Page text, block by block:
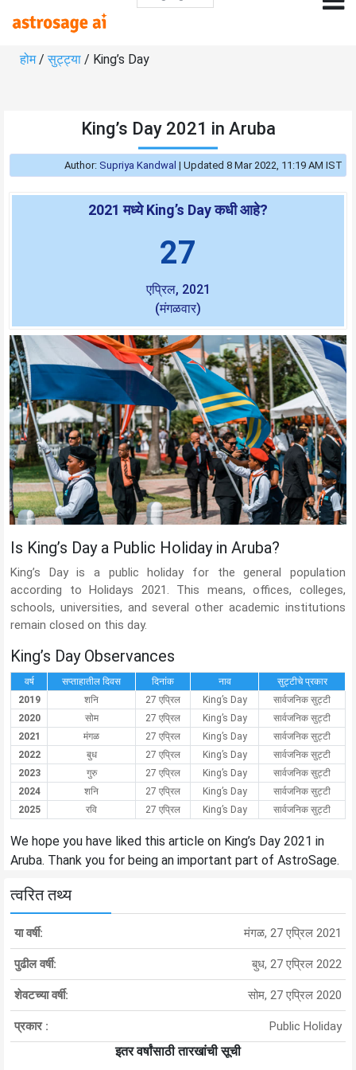
होम /सुट्ट्या / King’s Day
King’s Day 2021 in Aruba
Author: Supriya Kandwal | Updated 8 Mar 2022, 11:19 AM IST
2021 मध्ये King’s Day कधी आहे?
27
एप्रिल, 2021
(मंगळवार)
Is King’s Day a Public Holiday in Aruba?
King’s Day is a public holiday for the general population
according to Holidays 2021. This means, offices, colleges,
schools, universities, and several other academic institutions
remain closed on this day.
King’s Day Observances
वर्ष सप्ताहातील दिवस दिनांक नाव
सुट्टीचे प्रकार
2019
शनि 27 एप्रिल King’s Day
सार्वजनिक सुट्टी
2020
सोम 27 एप्रिल King’s Day
सार्वजनिक सुट्टी
2021
मंगळ 27 एप्रिल King’s Day
सार्वजनिक सुट्टी
2022
बुध 27 एप्रिल King’s Day
सार्वजनिक सुट्टी
2023
गुरु 27 एप्रिल King’s Day
सार्वजनिक सुट्टी
2024
शनि 27 एप्रिल King’s Day
सार्वजनिक सुट्टी
2025
रवि 27 एप्रिल King’s Day सार्वजनिक सुट्टी
We hope you have liked this article on King’s Day 2021 in
Aruba. Thank you for being an important part of AstroSage.
त्वरित तथ्य
या वर्षी: मंगळ, 27 एप्रिल 2021
पुढील वर्षी: बुध, 27 एप्रिल 2022
शेवटच्या वर्षी: सोम, 27 एप्रिल 2020
प्रकार : Public Holiday
इतर वर्षांसाठी तारखांची सूची